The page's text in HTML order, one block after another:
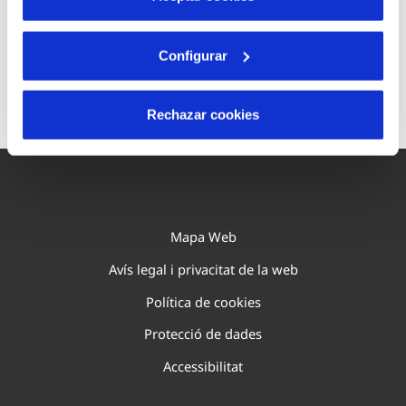
Configurar
Rechazar cookies
Per tal d'accedir a les tarifes del teu municipi,
selecciona'l aquí.
Mapa Web
Avís legal i privacitat de la web
Política de cookies
Protecció de dades
Accessibilitat